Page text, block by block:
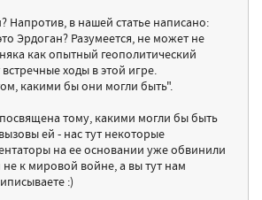
Напротив, в нашей статье написано:
Эрдоган? Разумеется, не может не
как опытный геополитический
ходы в этой игре.
какими бы они могли быть".
посвящена тому, какими могли бы быть
ей - нас тут некоторые
на ее основании уже обвинили
не к мировой войне, а вы тут нам
:)